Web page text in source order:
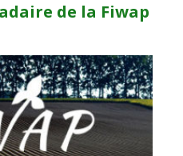
de la Fiwap